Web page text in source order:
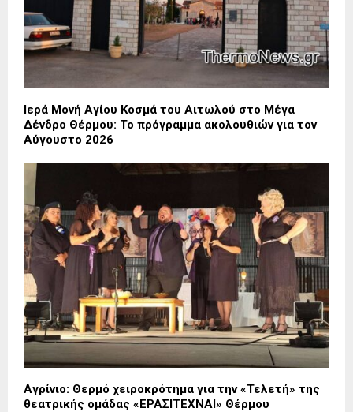
Ιερά Μονή Αγίου Κοσμά του Αιτωλού στο Μέγα
Δένδρο Θέρμου: Το πρόγραμμα ακολουθιών για τον
Αύγουστο 2026
Αγρίνιο: Θερμό χειροκρότημα για την «Τελετή» της
θεατρικής ομάδας «ΕΡΑΣΙΤΕΧΝΑΙ» Θέρμου